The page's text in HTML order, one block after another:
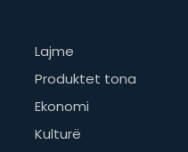
Lajme
Produktet tona
Ekonomi
Kulturë